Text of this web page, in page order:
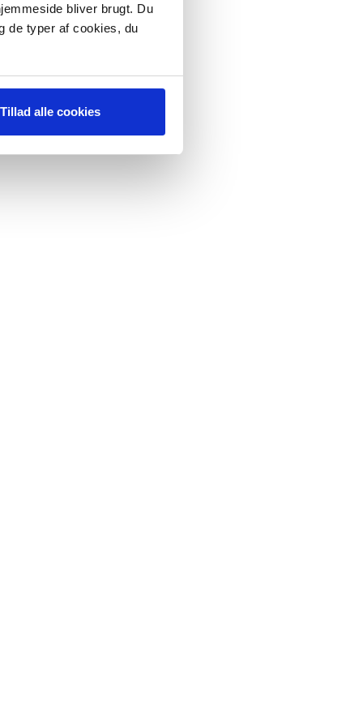
bliver brugt. Du
de typer af cookies, du
Tillad alle cookies